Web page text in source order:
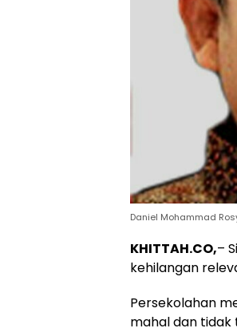
Daniel Mohammad
KHITTAH.CO,–
kehilangan
Persekolahan
mahal dan tidak